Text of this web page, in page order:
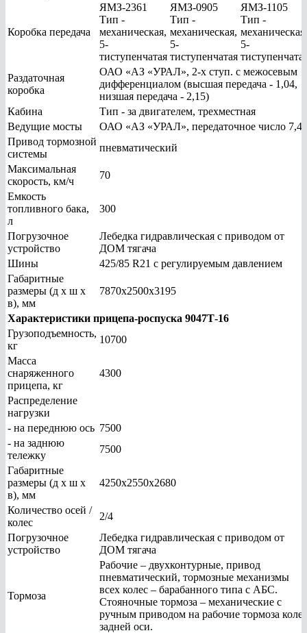
Коробка передача
ЯМЗ-2361
Тип -
механическая,
5-
тиступенчатая
ЯМЗ-0905
Тип -
механическая,
5-
тиступенчатая
ЯМЗ-1105
Тип -
механическая,
5-
Раздаточная
коробка
ОАО «АЗ «УРАЛ», 2-х ступ. с межосевым
дифференциалом (высшая передача - 1,04,
низшая передача - 2,15)
Кабина
Тип - за двигателем, трехместная
Ведущие мосты
ОАО «АЗ «УРАЛ», передаточное число 7,49
Привод тормозной
системы
пневматический
Максимальная
скорость, км/ч
70
Емкость
топливного бака,
л
300
Погрузочное
устройство
Лебедка гидравлическая с приводом от
ДОМ тягача
Шины
425/85 R21 с регулируемым давлением
Габаритные
размеры (д х ш х
в), мм
7870х2500х3195
Характеристики прицепа-роспуска 9047Т-16
Грузоподъемность,
кг
10700
Масса
снаряженного
прицепа, кг
4300
Распределение
нагрузки
- на переднюю ось 7500
- на заднюю
тележку
7500
Габаритные
размеры (д х ш х
в), мм
4250х2550х2680
Количество осей /
колес
2/4
Погрузочное
устройство
Лебедка гидравлическая с приводом от
ДОМ тягача
Тормоза
Рабочие – двухконтурные, привод
пневматический, тормозные механизмы
всех колес – барабанного типа с АБС.
Стояночные тормоза – механические с
ручным приводом на рабочие тормоза колес
задней оси.